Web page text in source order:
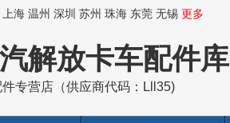
上海 温州 深圳 苏州 珠海 东莞 无锡 更多
解放卡车配件库
专营店（供应商代码：Lll35)